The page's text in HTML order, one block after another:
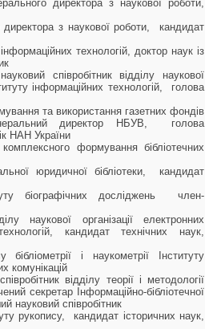
директора з наукової роботи,
директора з наукової роботи, кандидат
технологій, доктор наук із
співробітник відділу наукової
інформаційних технологій, голова
та використання газетних фондів
директор НБУВ, голова
НАН України
комплексного формування бібліотечних
юридичної бібліотеки, кандидат
біографічних досліджень член-
наукової організації електронних
кандидат технічних наук,
бібліометрії і наукометрії Інституту
комунікацій
відділу теорії і методології
секретар Інформаційно-бібліотечної
науковий співробітник
рукопису, кандидат історичних наук,